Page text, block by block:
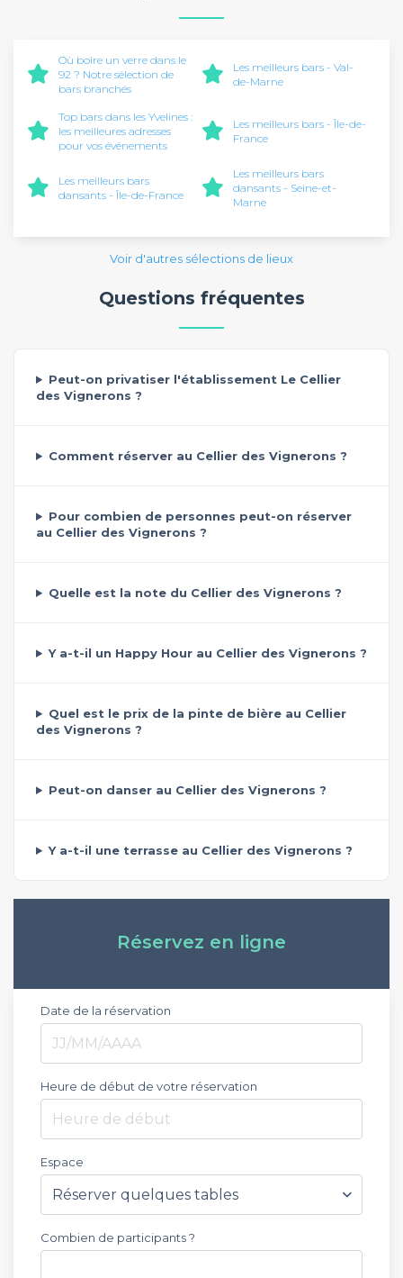
Où boire un verre dans le
92 ? Notre sélection de
bars branchés
Les meilleurs bars - Val-
de-Marne
Top bars dans les Yvelines :
les meilleures adresses
pour vos événements
Les meilleurs bars - Île-de-
France
Les meilleurs bars
dansants - Île-de-France
Les meilleurs bars
dansants - Seine-et-
Marne
Voir d'autres sélections de lieux
Questions fréquentes
Peut-on privatiser l'établissement Le Cellier
des Vignerons ?
Comment réserver au Cellier des Vignerons ?
Pour combien de personnes peut-on réserver
au Cellier des Vignerons ?
Quelle est la note du Cellier des Vignerons ?
Y a-t-il un Happy Hour au Cellier des Vignerons ?
Quel est le prix de la pinte de bière au Cellier
des Vignerons ?
Peut-on danser au Cellier des Vignerons ?
Y a-t-il une terrasse au Cellier des Vignerons ?
Réservez en ligne
Date de la réservation
Heure de début de votre réservation
Heure de début
Espace
Combien de participants ?